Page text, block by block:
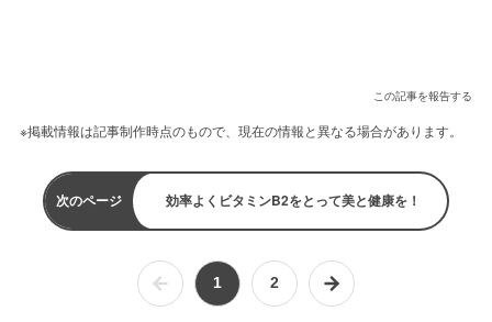
この記事を報告する
※掲載情報は記事制作時点のもので、現在の情報と異なる場合があります。
次のページ 効率よくビタミンB2をとって美と健康を！
1 2